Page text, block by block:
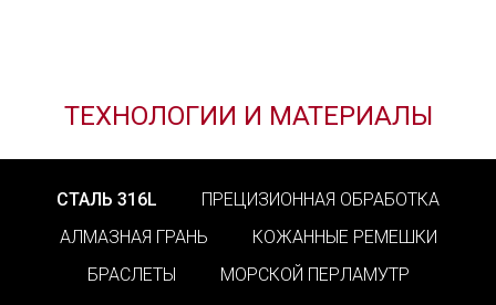
ВХОД
Твой вопрос
подарок?
ТЕХНОЛОГИИ И МАТЕРИАЛЫ
СТАЛЬ 316L
ПРЕЦИЗИОННАЯ ОБРАБОТКА
АЛМАЗНАЯ ГРАНЬ
КОЖАННЫЕ РЕМЕШКИ
БРАСЛЕТЫ
МОРСКОЙ ПЕРЛАМУТР